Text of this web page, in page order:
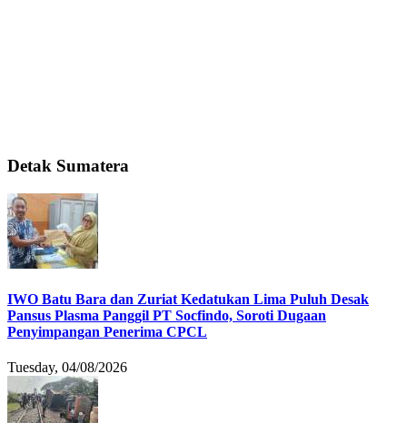
Detak Sumatera
IWO Batu Bara dan Zuriat Kedatukan Lima Puluh Desak
Pansus Plasma Panggil PT Socfindo, Soroti Dugaan
Penyimpangan Penerima CPCL
Tuesday, 04/08/2026